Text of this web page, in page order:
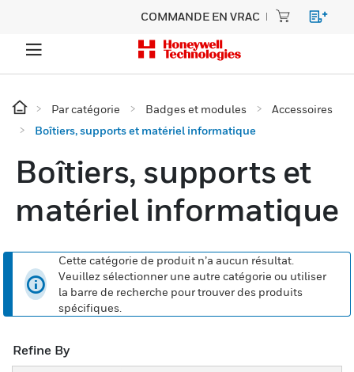
COMMANDE EN VRAC
Par catégorie Badges et modules
Accessoires
Boîtiers, supports et matériel informatique
Boîtiers, supports et
matériel informatique
Cette catégorie de produit n’a aucun résultat.
Veuillez sélectionner une autre catégorie ou utiliser
la barre de recherche pour trouver des produits
spécifiques.
Refine By